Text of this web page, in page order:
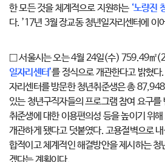
한 모든 것을 체계적으로 지원하는‘노량진
다. ’17년 3월 장교동 청년일자리센터에 이
□ 서울시는 오는 4월 24일(수) 759.49㎡
일자리센터’를 정식으로 개관한다고 밝혔
자리센터를 방문한 청년취준생은 총
있는 청년구직자들의 프로그램 참여 요구
취준생에 대한 이용편의성 등을 높이기 위
개관하게 됐다고 덧붙였다. 고용절벽으로
합적이고 체계적인 해결방안을 제시하는